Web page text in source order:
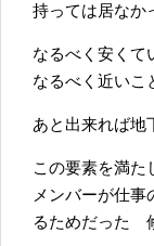
持っては居なか
なるべく安く
なるべく近いこ
あと出来れば地
この要素を満
メンバーが仕
るためだった